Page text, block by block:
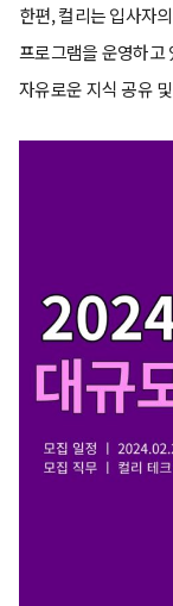
한편, 컬리는 입사자
프로그램을 운영하고
자유로운 지식 공유